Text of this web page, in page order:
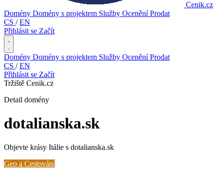
Cenik.cz
Domény Domény s projektem Služby OceněníProdat
CS / EN
Přihlásit se Začít
Domény Domény s projektem Služby OceněníProdat
CS / EN
Přihlásit se Začít
Tržiště Cenik.cz
Detail domény
dotalianska.sk
Objevte krásy Itálie s dotalianska.sk
Geo a Cestování